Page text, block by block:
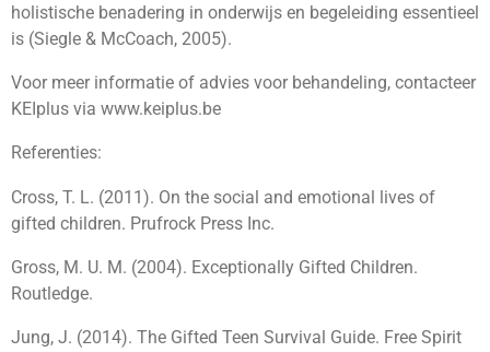
holistische benadering in onderwijs en begeleiding essentieel
is (Siegle & McCoach, 2005).
Voor meer informatie of advies voor behandeling, contacteer
KEIplus via www.keiplus.be
Referenties:
Cross, T. L. (2011). On the social and emotional lives of
gifted children. Prufrock Press Inc.
Gross, M. U. M. (2004). Exceptionally Gifted Children.
Routledge.
Jung, J. (2014). The Gifted Teen Survival Guide. Free Spirit